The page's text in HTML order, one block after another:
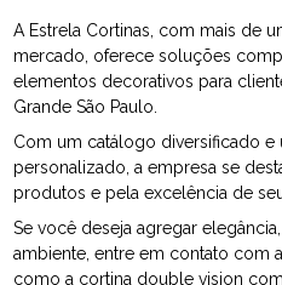
A Estrela Cortinas, com mais de
mercado, oferece soluções
elementos decorativos para
Grande São Paulo.
Com um catálogo diversificado e
personalizado, a empresa se
produtos e pela excelência de
Se você deseja agregar
ambiente, entre em contato com
como a cortina double vision